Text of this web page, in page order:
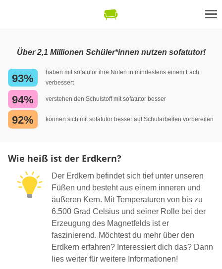
Über 2,1 Millionen Schüler*innen nutzen sofatutor!
93%
haben mit sofatutor ihre Noten in mindestens einem Fach
verbessert
94% verstehen den Schulstoff mit sofatutor besser
92% können sich mit sofatutor besser auf Schularbeiten vorbereiten
Wie heiß ist der Erdkern?
Der Erdkern befindet sich tief unter unseren
Füßen und besteht aus einem inneren und
äußeren Kern. Mit Temperaturen von bis zu
6.500 Grad Celsius und seiner Rolle bei der
Erzeugung des Magnetfelds ist er
faszinierend. Möchtest du mehr über den
Erdkern erfahren? Interessiert dich das? Dann
lies weiter für weitere Informationen!